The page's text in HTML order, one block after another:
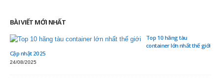
BÀI VIẾT MỚI NHẤT
Top 10 hãng tàu
container lớn nhất thế giới
Cập nhật 2025
24/08/2025